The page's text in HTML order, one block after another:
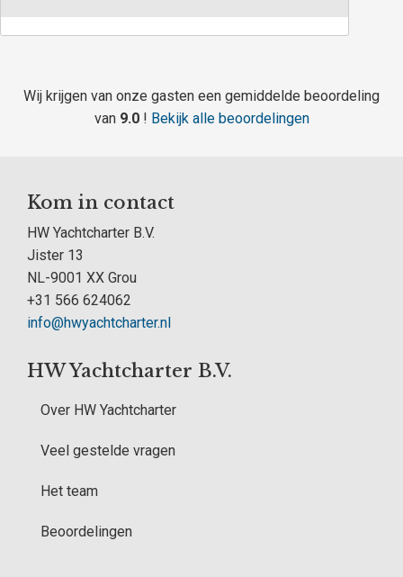
Wij krijgen van onze gasten een gemiddelde beoordeling
van 9.0 ! Bekijk alle beoordelingen
Kom in contact
HW Yachtcharter B.V.
Jister 13
NL-9001 XX Grou
+31 566 624062
info@hwyachtcharter.nl
HW Yachtcharter B.V.
Over HW Yachtcharter
Veel gestelde vragen
Het team
Beoordelingen